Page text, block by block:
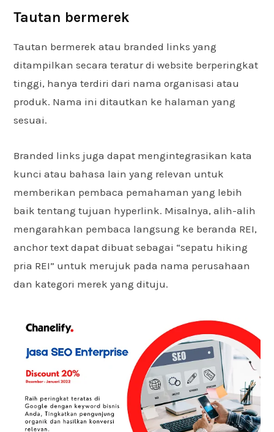
Tautan bermerek
Tautan bermerek atau branded links yang
ditampilkan secara teratur di website berperingkat
tinggi, hanya terdiri dari nama organisasi atau
produk. Nama ini ditautkan ke halaman yang
sesuai.
Branded links juga dapat mengintegrasikan kata
kunci atau bahasa lain yang relevan untuk
memberikan pembaca pemahaman yang lebih
baik tentang tujuan hyperlink. Misalnya, alih-alih
mengarahkan pembaca langsung ke beranda REI,
anchor text dapat dibuat sebagai “sepatu hiking
pria REI” untuk merujuk pada nama perusahaan
dan kategori merek yang dituju.